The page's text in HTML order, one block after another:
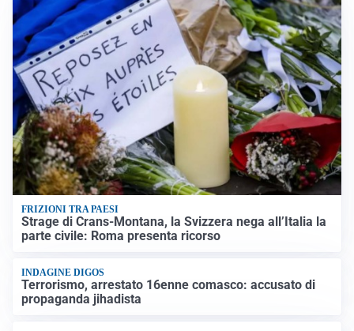
FRIZIONI TRA PAESI
Strage di Crans-Montana, la Svizzera nega all’Italia la
parte civile: Roma presenta ricorso
INDAGINE DIGOS
Terrorismo, arrestato 16enne comasco: accusato di
propaganda jihadista